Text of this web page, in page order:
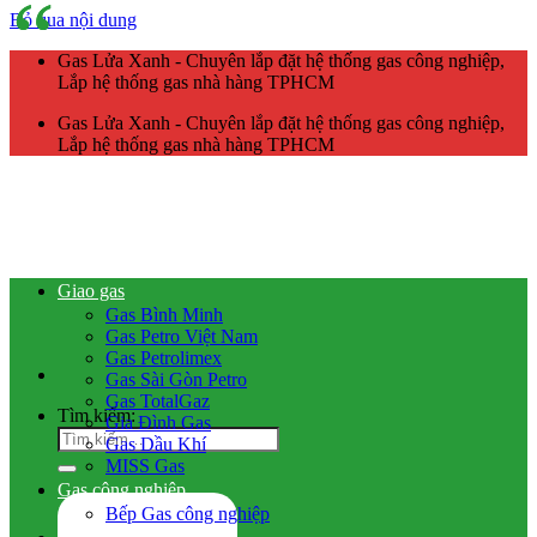
Bỏ qua nội dung
Gas Lửa Xanh - Chuyên lắp đặt hệ thống gas công nghiệp,
Lắp hệ thống gas nhà hàng TPHCM
Gas Lửa Xanh - Chuyên lắp đặt hệ thống gas công nghiệp,
Lắp hệ thống gas nhà hàng TPHCM
Tìm kiếm:
Giao gas
Gas Bình Minh
Gas Petro Việt Nam
Gas Petrolimex
Gas Sài Gòn Petro
Gas TotalGaz
Gia Đình Gas
Gas Dầu Khí
MISS Gas
Gas công nghiệp
Bếp Gas công nghiệp